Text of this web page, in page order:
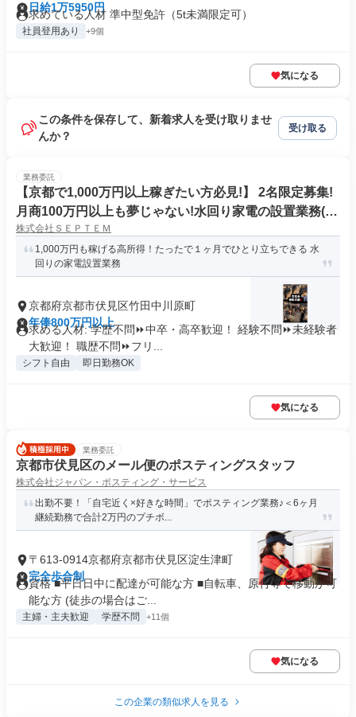
日給1万5950円
求めている人材 準中型免許（5t未満限定可）
社員登用あり +9個
気になる
この条件を保存して、新着求人を受け取りませ
んか？
受け取る
業務委託
【京都で1,000万円以上稼ぎたい方必見!】 2名限定募集!
月商100万円以上も夢じゃない!水回り家電の設置業務(せ
んたく機など)
株式会社ＳＥＰＴＥＭ
1,000万円も稼げる高所得！たったで１ヶ月でひとり立ちできる 水
回りの家電設置業務
京都府京都市伏見区竹田中川原町
年俸800万円以上
求める人材: 学歴不問⏩中卒・高卒歓迎！ 経験不問⏩未経験者
大歓迎！ 職歴不問⏩フリ...
シフト自由 即日勤務OK
気になる
業務委託
京都市伏見区のメール便のポスティングスタッフ
株式会社ジャパン・ポスティング・サービス
出勤不要！「自宅近く×好きな時間」でポスティング業務♪＜6ヶ月
継続勤務で合計2万円のプチボ...
〒613-0914京都府京都市伏見区淀生津町
完全歩合制
資格 ■平日日中に配達が可能な方 ■自転車、原付等で移動が可
能な方 (徒歩の場合はご...
主婦・主夫歓迎 学歴不問 +11個
気になる
この企業の類似求人を見る